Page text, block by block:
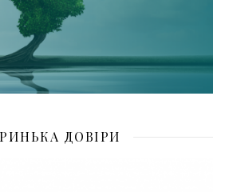
ДОВІРИ